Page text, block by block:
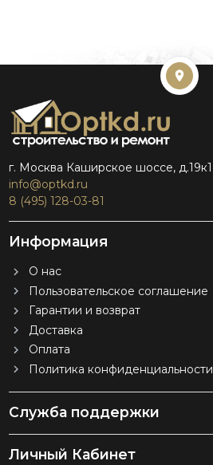
г. Москва Каширское шоссе, д.19к1
info@optkd.ru
8 (495) 128-03-81
Информация
О нас
Пользовательское соглашение
Гарантии и возврат
Доставка
Оплата
Политика конфиденциальности
Служба поддержки
Личный Кабинет